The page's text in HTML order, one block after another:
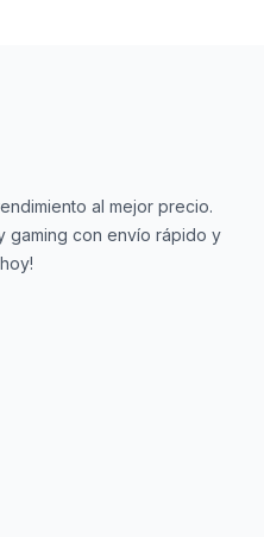
al mejor precio.
gaming con envío rápido y